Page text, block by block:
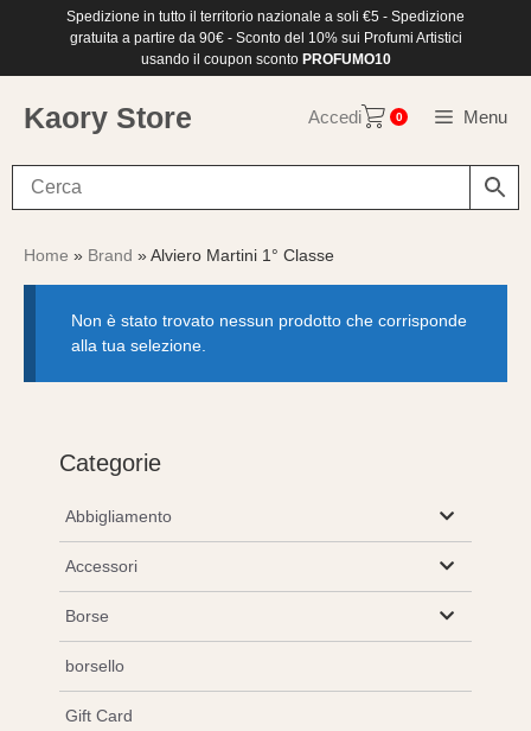
Spedizione in tutto il territorio nazionale a soli €5 - Spedizione
gratuita a partire da 90€ - Sconto del 10% sui Profumi Artistici
usando il coupon sconto PROFUMO10
Kaory Store Menu
Accedi 0
Home » Brand » Alviero Martini 1° Classe
Non è stato trovato nessun prodotto che corrisponde
alla tua selezione.
Categorie
Abbigliamento
Accessori
Borse
borsello
Gift Card